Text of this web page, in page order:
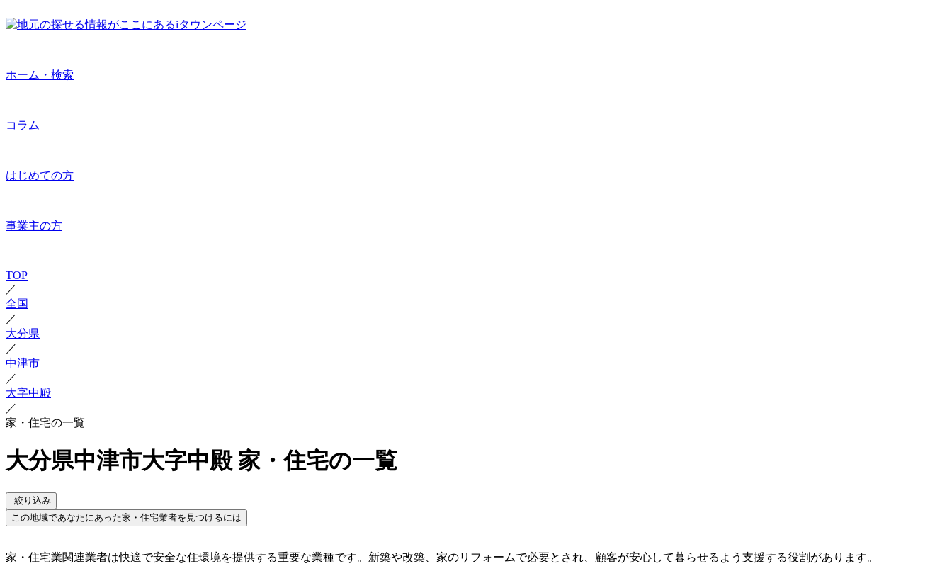
ホーム・検索
コラム
はじめての方
事業主の方
TOP
／
全国
／
大分県
／
中津市
／
大字中殿
／
家・住宅の一覧
大分県中津市大字中殿 家・住宅の一覧
絞り込み
この地域であなたにあった家・住宅業者を見つけるには
家・住宅業関連業者は快適で安全な住環境を提供する重要な業種です。新築や改築、家のリフォームで必要とされ、顧客が安心して暮らせるよう支援する役割があります。